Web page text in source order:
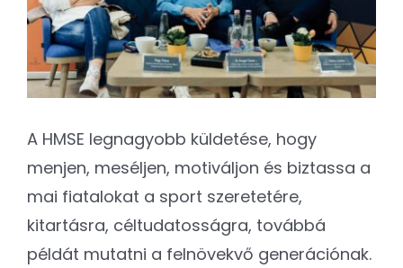
A HMSE legnagyobb küldetése, hogy
menjen, meséljen, motiváljon és biztassa a
mai fiatalokat a sport szeretetére,
kitartásra, céltudatosságra, továbbá
példát mutatni a felnövekvő generációnak.